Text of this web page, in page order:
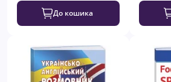
До кошика